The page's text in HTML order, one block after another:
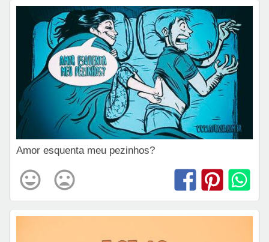
Amor esquenta meu pezinhos?